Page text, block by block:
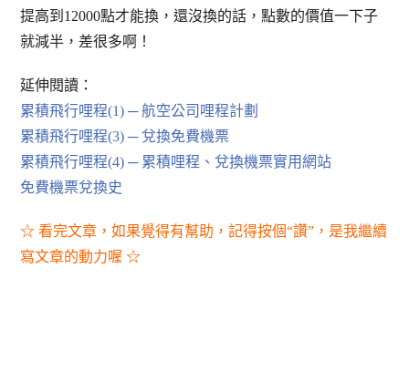
提高到12000點才能換，還沒換的話，點數的價值一下子
就減半，差很多啊！
延伸閱讀：
累積飛行哩程(1) ─ 航空公司哩程計劃
累積飛行哩程(3) ─ 兌換免費機票
累積飛行哩程(4) ─ 累積哩程、兌換機票實用網站
免費機票兌換史
☆ 看完文章，如果覺得有幫助，記得按個“讚”，是我繼續
寫文章的動力喔 ☆